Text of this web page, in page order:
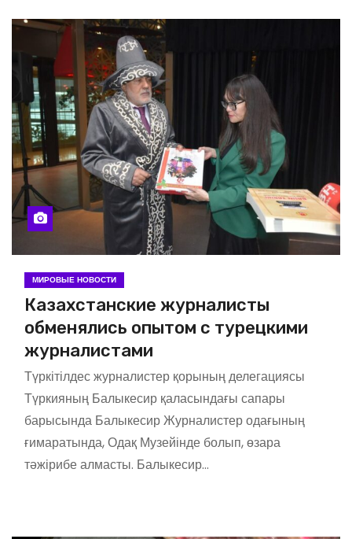
МИРОВЫЕ НОВОСТИ
Казахстанские журналисты
обменялись опытом с турецкими
журналистами
Түркітілдес журналистер қорының делегациясы
Түркияның Балыкесир қаласындағы сапары
барысында Балыкесир Журналистер одағының
ғимаратында, Одақ Музейінде болып, өзара
тәжірибе алмасты. Балыкесир…